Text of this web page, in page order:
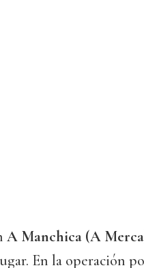
A Manchica (A
En la operación